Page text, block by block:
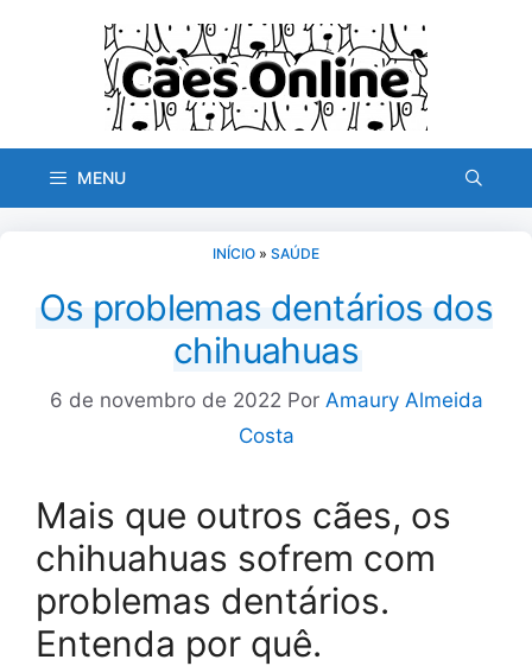
MENU
INÍCIO » SAÚDE
Os problemas dentários dos
chihuahuas
6 de novembro de 2022 Por Amaury Almeida
Costa
Mais que outros cães, os
chihuahuas sofrem com
problemas dentários.
Entenda por quê.